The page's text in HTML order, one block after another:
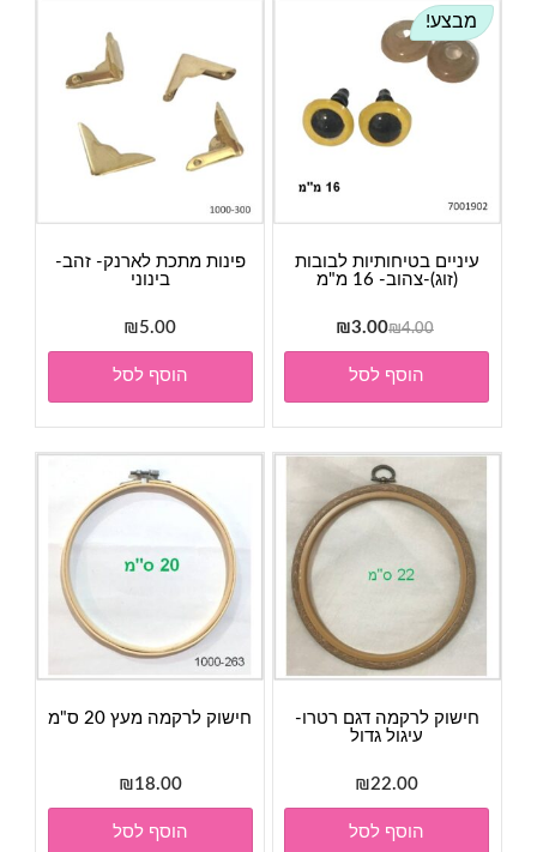
מבצע!
עיניים בטיחותיות לבובות
(זוג)-צהוב- 16 מ"מ
₪4.00
המחיר
המקורי
היה:
₪4.00.
₪3.00
הנוכחי
₪3.00.
הוסף לסל
פינות מתכת לארנק- זהב-
בינוני
₪5.00
הוסף לסל
חישוק לרקמה דגם רטרו-
עיגול גדול
₪22.00
הוסף לסל
חישוק לרקמה מעץ 20 ס"מ
₪18.00
הוסף לסל